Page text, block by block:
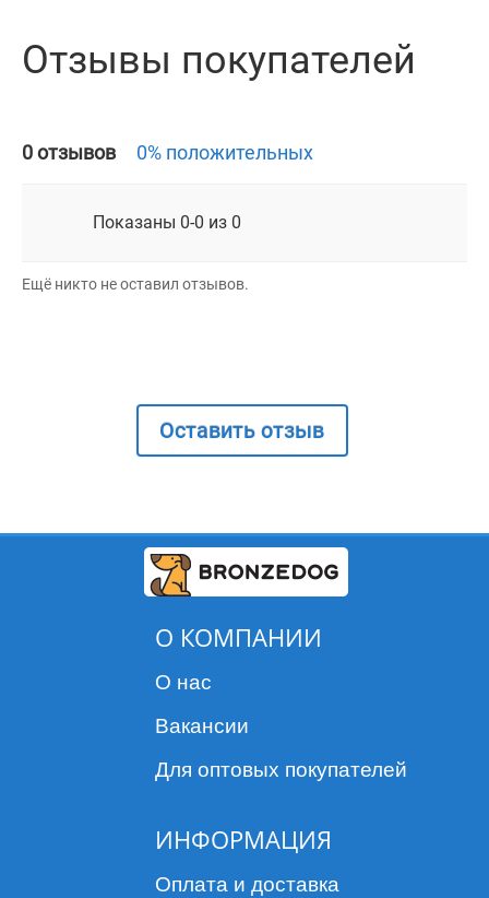
Отзывы покупателей
0 отзывов 0% положительных
Показаны 0-0 из 0
Ещё никто не оставил отзывов.
Оставить отзыв
О КОМПАНИИ
О нас
Вакансии
Для оптовых покупателей
ИНФОРМАЦИЯ
Оплата и доставка